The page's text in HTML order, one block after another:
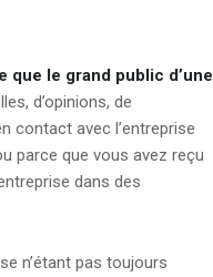
que le grand public d’une
d’opinions, de
contact avec l’entreprise
parce que vous avez reçu
dans des
n’étant pas toujours